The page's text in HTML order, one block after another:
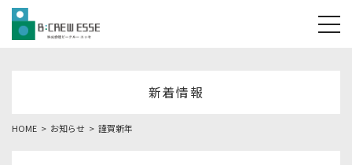
新着情報
HOME お知らせ 謹賀新年